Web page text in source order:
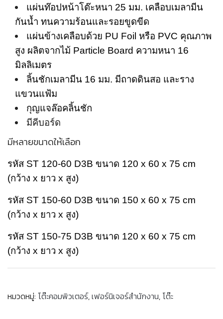
แผ่นท๊อปหน้าโต๊ะหนา 25 มม. เคลือบเมลามีน
กันน้ำ ทนความร้อนและรอยขูดขีด
แผ่นข้างเคลือบด้วย PU Foil หรือ PVC คุณภาพ
สูง ผลิตจากไม้ Particle Board ความหนา 16
มิลลิเมตร
ลิ้นชักเมลามีน 16 มม. มีถาดดินสอ และราง
แขวนแฟ้ม
กุญแจล๊อคลิ้นชัก
มีคีบอร์ด
มีหลายขนาดให้เลือก
รหัส ST 120-60 D3B ขนาด 120 x 60 x 75 cm
(กว้าง x ยาว x สูง)
รหัส ST 150-60 D3B ขนาด 150 x 60 x 75 cm
(กว้าง x ยาว x สูง)
รหัส ST 150-75 D3B ขนาด 120 x 60 x 75 cm
(กว้าง x ยาว x สูง)
หมวดหมู่: โต๊ะคอมพิวเตอร์,เฟอร์นิเจอร์สำนักงาน, โต๊ะ